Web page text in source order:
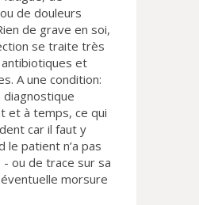
de douleurs
de grave en soi,
se traite très
et
A une condition:
diagnostique
et à temps, ce qui
car il faut y
le patient n’a pas
ou de trace sur sa
éventuelle morsure